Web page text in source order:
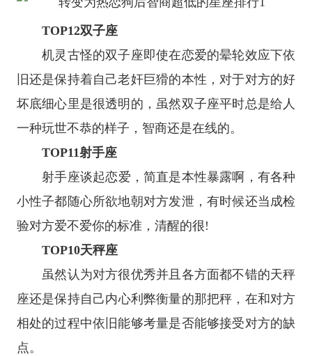
TOP12双子座
机灵古怪的双子座即使在恋爱的晕轮效应下依
旧还是保持着自己老奸巨猾的本性，对于对方的好
坏底细心里是很透明的，虽然双子座平时总是给人
一种玩世不恭的样子，智商还是在线的。
TOP11射手座
射手座谈起恋爱，简直是本性暴露啊，有各种
小性子都随心所欲地朝对方发泄，有时候还当成检
验对方爱不爱你的标准，清醒的很!
TOP10天秤座
虽然认为对方很优秀并且各方面都不错的天秤
座还是保持自己内心利弊衡量的那把秤，在和对方
相处的过程中依旧能够考量是否能够接受对方的缺
点。